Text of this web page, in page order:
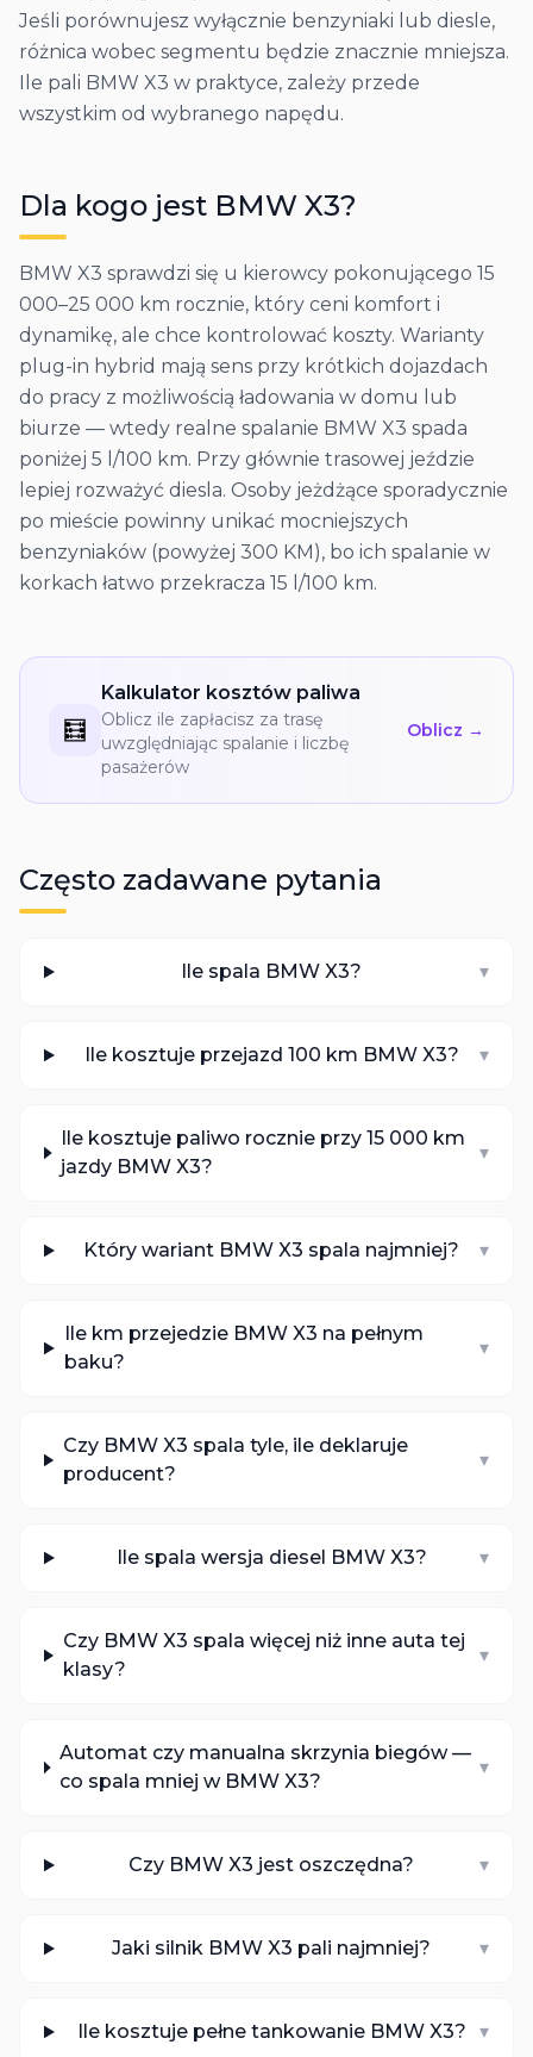
Jeśli porównujesz wyłącznie benzyniaki lub diesle,
różnica wobec segmentu będzie znacznie mniejsza.
Ile pali BMW X3 w praktyce, zależy przede
wszystkim od wybranego napędu.
Dla kogo jest BMW X3?
BMW X3 sprawdzi się u kierowcy pokonującego 15
000–25 000 km rocznie, który ceni komfort i
dynamikę, ale chce kontrolować koszty. Warianty
plug-in hybrid mają sens przy krótkich dojazdach
do pracy z możliwością ładowania w domu lub
biurze — wtedy realne spalanie BMW X3 spada
poniżej 5 l/100 km. Przy głównie trasowej jeździe
lepiej rozważyć diesla. Osoby jeżdżące sporadycznie
po mieście powinny unikać mocniejszych
benzyniaków (powyżej 300 KM), bo ich spalanie w
korkach łatwo przekracza 15 l/100 km.
🧮
Kalkulator kosztów paliwa
Oblicz ile zapłacisz za trasę
uwzględniając spalanie i liczbę
pasażerów
Oblicz →
Często zadawane pytania
Ile spala BMW X3? ▾
Ile kosztuje przejazd 100 km BMW X3? ▾
Ile kosztuje paliwo rocznie przy 15 000 km
jazdy BMW X3?
▾
Który wariant BMW X3 spala najmniej? ▾
Ile km przejedzie BMW X3 na pełnym
baku?
▾
Czy BMW X3 spala tyle, ile deklaruje
producent?
▾
Ile spala wersja diesel BMW X3? ▾
Czy BMW X3 spala więcej niż inne auta tej
klasy?
▾
Automat czy manualna skrzynia biegów —
co spala mniej w BMW X3?
▾
Czy BMW X3 jest oszczędna? ▾
Jaki silnik BMW X3 pali najmniej? ▾
Ile kosztuje pełne tankowanie BMW X3? ▾